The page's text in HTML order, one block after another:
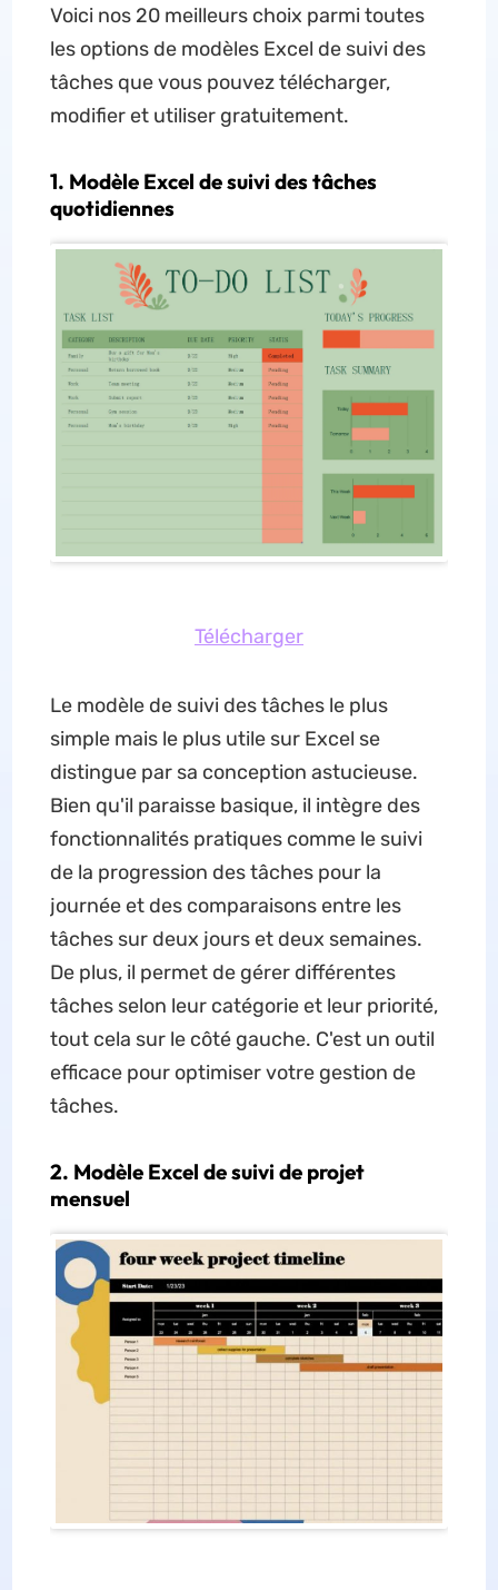
Voici nos 20 meilleurs choix parmi toutes
les options de modèles Excel de suivi des
tâches que vous pouvez télécharger,
modifier et utiliser gratuitement.
1. Modèle Excel de suivi des tâches
quotidiennes
Télécharger
Le modèle de suivi des tâches le plus
simple mais le plus utile sur Excel se
distingue par sa conception astucieuse.
Bien qu'il paraisse basique, il intègre des
fonctionnalités pratiques comme le suivi
de la progression des tâches pour la
journée et des comparaisons entre les
tâches sur deux jours et deux semaines.
De plus, il permet de gérer différentes
tâches selon leur catégorie et leur priorité,
tout cela sur le côté gauche. C'est un outil
efficace pour optimiser votre gestion de
tâches.
2. Modèle Excel de suivi de projet
mensuel